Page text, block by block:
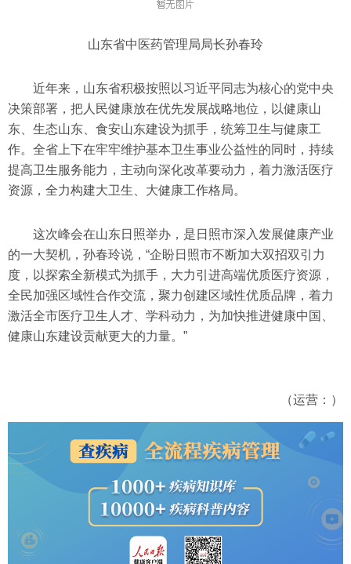
山东省中医药管理局局长孙春玲
近年来，山东省积极按照以习近平同志为核心的党中央
决策部署，把人民健康放在优先发展战略地位，以健康山
东、生态山东、食安山东建设为抓手，统筹卫生与健康工
作。全省上下在牢牢维护基本卫生事业公益性的同时，持续
提高卫生服务能力，主动向深化改革要动力，着力激活医疗
资源，全力构建大卫生、大健康工作格局。
这次峰会在山东日照举办，是日照市深入发展健康产业
的一大契机，孙春玲说，“企盼日照市不断加大双招双引力
度，以探索全新模式为抓手，大力引进高端优质医疗资源，
全民加强区域性合作交流，聚力创建区域性优质品牌，着力
激活全市医疗卫生人才、学科动力，为加快推进健康中国、
健康山东建设贡献更大的力量。”
（运营：）